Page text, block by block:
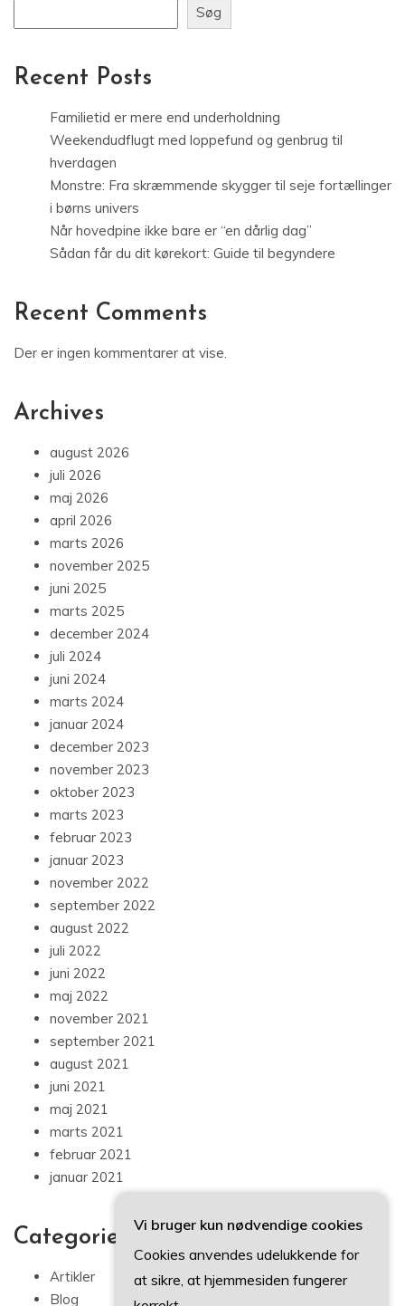
Søg
Recent Posts
Familietid er mere end underholdning
Weekendudflugt med loppefund og genbrug til
hverdagen
Monstre: Fra skræmmende skygger til seje fortællinger
i børns univers
Når hovedpine ikke bare er “en dårlig dag”
Sådan får du dit kørekort: Guide til begyndere
Recent Comments
Der er ingen kommentarer at vise.
Archives
august 2026
juli 2026
maj 2026
april 2026
marts 2026
november 2025
juni 2025
marts 2025
december 2024
juli 2024
juni 2024
marts 2024
januar 2024
december 2023
november 2023
oktober 2023
marts 2023
februar 2023
januar 2023
november 2022
september 2022
august 2022
juli 2022
juni 2022
maj 2022
november 2021
september 2021
august 2021
juni 2021
maj 2021
marts 2021
februar 2021
januar 2021
Categories
Artikler
Blog
Vi bruger kun nødvendige cookies
Cookies anvendes udelukkende for
at sikre, at hjemmesiden fungerer